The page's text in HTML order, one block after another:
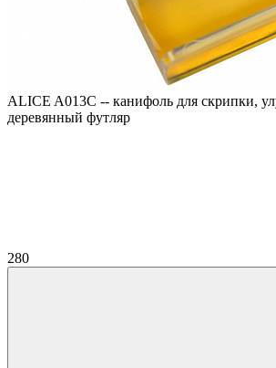
ALICE A013C -- канифоль для скрипки,
деревянный футляр
280